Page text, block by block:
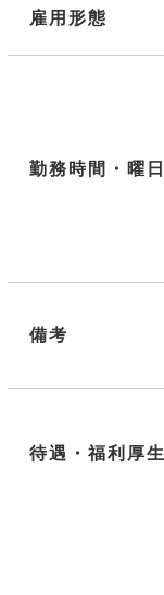
雇用形態
勤務時間・曜日
備考
待遇・福利厚生